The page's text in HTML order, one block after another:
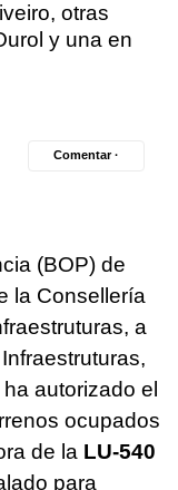
otras
y una en
Comentar ·
(BOP) de
la Consellería
s, a
,
autorizado el
ocupados
de la LU-540
para